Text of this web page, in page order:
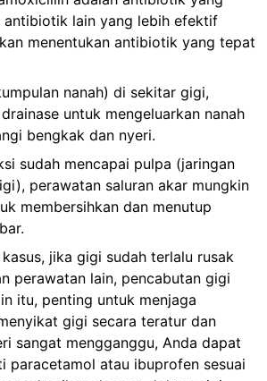
antibiotik lain yang lebih efektif
menentukan antibiotik yang tepat
nanah) di sekitar gigi,
untuk mengeluarkan nanah
bengkak dan nyeri.
sudah mencapai pulpa (jaringan
perawatan saluran akar mungkin
membersihkan dan menutup
jika gigi sudah terlalu rusak
perawatan lain, pencabutan gigi
itu, penting untuk menjaga
gigi secara teratur dan
sangat mengganggu, Anda dapat
paracetamol atau ibuprofen sesuai